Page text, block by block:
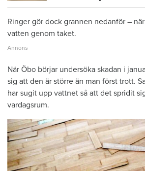
Ringer gör dock grannen nedanför –
vatten genom taket.
När Öbo börjar undersöka skadan i
sig att den är större än man först trott.
har sugit upp vattnet så att det spridit
vardagsrum.